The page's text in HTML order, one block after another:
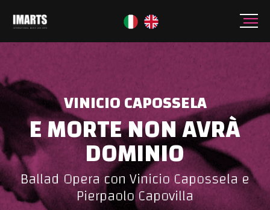
VINICIO CAPOSSELA
E MORTE NON AVRÀ
DOMINIO
Ballad Opera con Vinicio Capossela e
Pierpaolo Capovilla